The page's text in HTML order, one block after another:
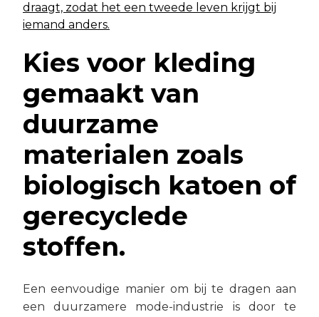
draagt, zodat het een tweede leven krijgt bij
iemand anders.
Kies voor kleding
gemaakt van
duurzame
materialen zoals
biologisch katoen of
gerecyclede
stoffen.
Een eenvoudige manier om bij te dragen aan
een duurzamere mode-industrie is door te